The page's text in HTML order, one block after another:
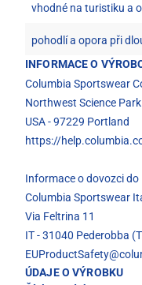
vhodné na turistiku a
pohodlí a opora při
INFORMACE O
Columbia Sportswear
Northwest Science
USA - 97229 Portland
https://
Informace o dovozci do
Columbia Sportswear
Via Feltrina 11
IT - 31040 Pederobba
ÚDAJE O VÝROBKU